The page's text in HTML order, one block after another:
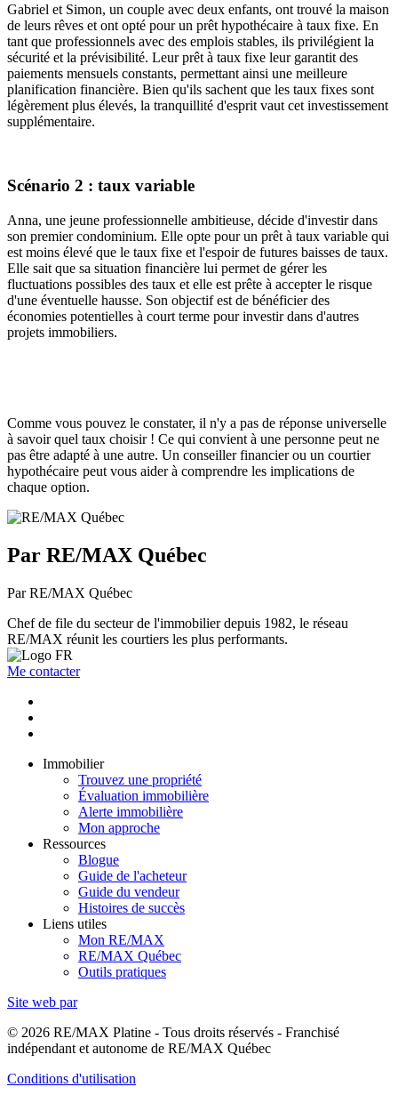
Gabriel et Simon, un couple avec deux enfants, ont trouvé la maison
de leurs rêves et ont opté pour un prêt hypothécaire à taux fixe. En
tant que professionnels avec des emplois stables, ils privilégient la
sécurité et la prévisibilité. Leur prêt à taux fixe leur garantit des
paiements mensuels constants, permettant ainsi une meilleure
planification financière. Bien qu'ils sachent que les taux fixes sont
légèrement plus élevés, la tranquillité d'esprit vaut cet investissement
supplémentaire.
Scénario 2 : taux variable
Anna, une jeune professionnelle ambitieuse, décide d'investir dans
son premier condominium. Elle opte pour un prêt à taux variable qui
est moins élevé que le taux fixe et l'espoir de futures baisses de taux.
Elle sait que sa situation financière lui permet de gérer les
fluctuations possibles des taux et elle est prête à accepter le risque
d'une éventuelle hausse. Son objectif est de bénéficier des
économies potentielles à court terme pour investir dans d'autres
projets immobiliers.
Comme vous pouvez le constater, il n'y a pas de réponse universelle
à savoir quel taux choisir ! Ce qui convient à une personne peut ne
pas être adapté à une autre. Un conseiller financier ou un courtier
hypothécaire peut vous aider à comprendre les implications de
chaque option.
Par RE/MAX Québec
Par RE/MAX Québec
Chef de file du secteur de l'immobilier depuis 1982, le réseau
RE/MAX réunit les courtiers les plus performants.
Me contacter
Immobilier
Trouvez une propriété
Évaluation immobilière
Alerte immobilière
Mon approche
Ressources
Blogue
Guide de l'acheteur
Guide du vendeur
Histoires de succès
Liens utiles
Mon RE/MAX
RE/MAX Québec
Outils pratiques
Site web par
© 2026 RE/MAX Platine - Tous droits réservés - Franchisé
indépendant et autonome de RE/MAX Québec
Conditions d'utilisation